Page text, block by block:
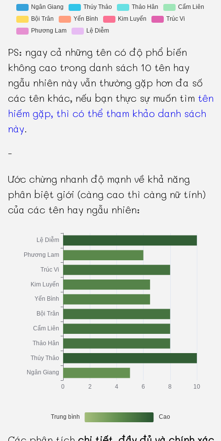
PS: ngay cả những tên có độ phổ biến
không cao trong danh sách 10 tên hay
ngẫu nhiên này vẫn thường gặp hơn đa số
các tên khác, nếu bạn thực sự muốn tìm tên
hiếm gặp, thì có thể tham khảo danh sách
này.
-
Ước chừng nhanh độ mạnh về khả năng
phân biệt giới (càng cao thì càng nữ tính)
của các tên hay ngẫu nhiên: